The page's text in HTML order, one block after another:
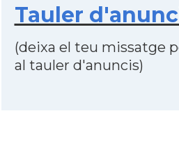
Tauler
(deixa el teu missatge
al tauler d'anuncis)